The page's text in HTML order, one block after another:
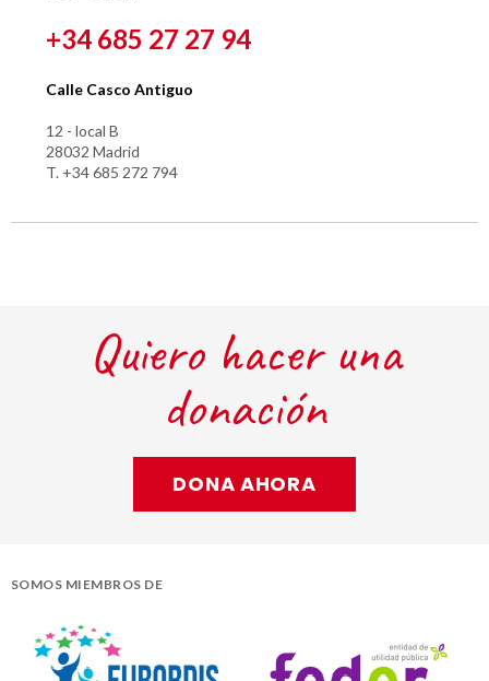
+34 685 27 27 94
Calle Casco Antiguo
12 - local B
28032 Madrid
T. +34 685 272 794
Quiero hacer una
donación
DONA AHORA
SOMOS MIEMBROS DE